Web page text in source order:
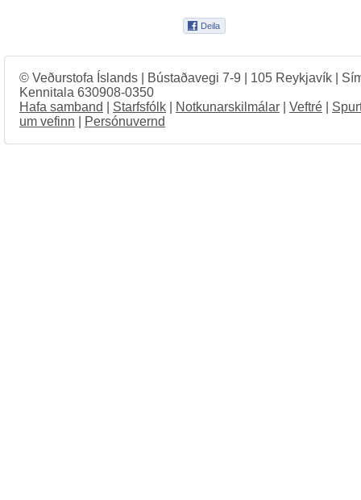
© Veðurstofa Íslands | Bústaðavegi 7-9 | 105 Reykjavík |
Kennitala 630908-0350
Hafa samband
Starfsfólk Notkunarskilmálar Veftré
um vefinn
Persónuvernd